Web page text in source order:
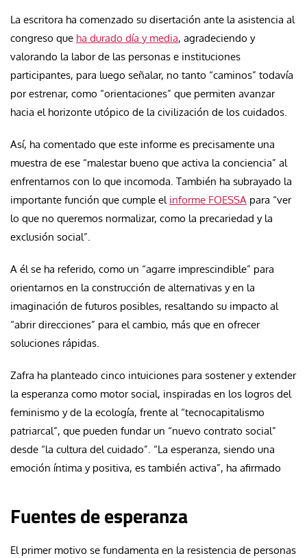
La escritora ha comenzado su disertación ante la asistencia al
congreso que ha durado día y media, agradeciendo y
valorando la labor de las personas e instituciones
participantes, para luego señalar, no tanto “caminos” todavía
por estrenar, como “orientaciones” que permiten avanzar
hacia el horizonte utópico de la civilización de los cuidados.
Así, ha comentado que este informe es precisamente una
muestra de ese “malestar bueno que activa la conciencia” al
enfrentarnos con lo que incomoda. También ha subrayado la
importante función que cumple el informe FOESSA para “ver
lo que no queremos normalizar, como la precariedad y la
exclusión social”.
A él se ha referido, como un “agarre imprescindible” para
orientarnos en la construcción de alternativas y en la
imaginación de futuros posibles, resaltando su impacto al
“abrir direcciones” para el cambio, más que en ofrecer
soluciones rápidas.
Zafra ha planteado cinco intuiciones para sostener y extender
la esperanza como motor social, inspiradas en los logros del
feminismo y de la ecología, frente al “tecnocapitalismo
patriarcal”, que pueden fundar un “nuevo contrato social”
desde “la cultura del cuidado”. “La esperanza, siendo una
emoción íntima y positiva, es también activa”, ha afirmado
Fuentes de esperanza
El primer motivo se fundamenta en la resistencia de personas